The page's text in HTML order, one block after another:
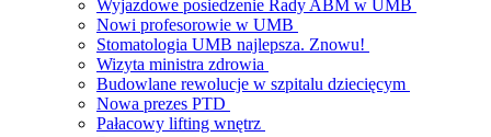
Wyjazdowe posiedzenie Rady ABM w UMB
Nowi profesorowie w UMB
Stomatologia UMB najlepsza. Znowu!
Wizyta ministra zdrowia
Budowlane rewolucje w szpitalu dziecięcym
Nowa prezes PTD
Pałacowy lifting wnętrz